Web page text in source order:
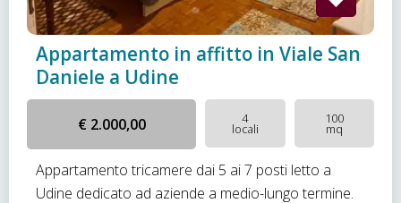
Appartamento in affitto in Viale San
Daniele a Udine
€ 2.000,00 4
locali
100
mq
Appartamento tricamere dai 5 ai 7 posti letto a
Udine dedicato ad aziende a medio-lungo termine.